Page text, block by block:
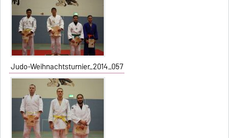
Judo-Weihnachtsturnier_2014_057